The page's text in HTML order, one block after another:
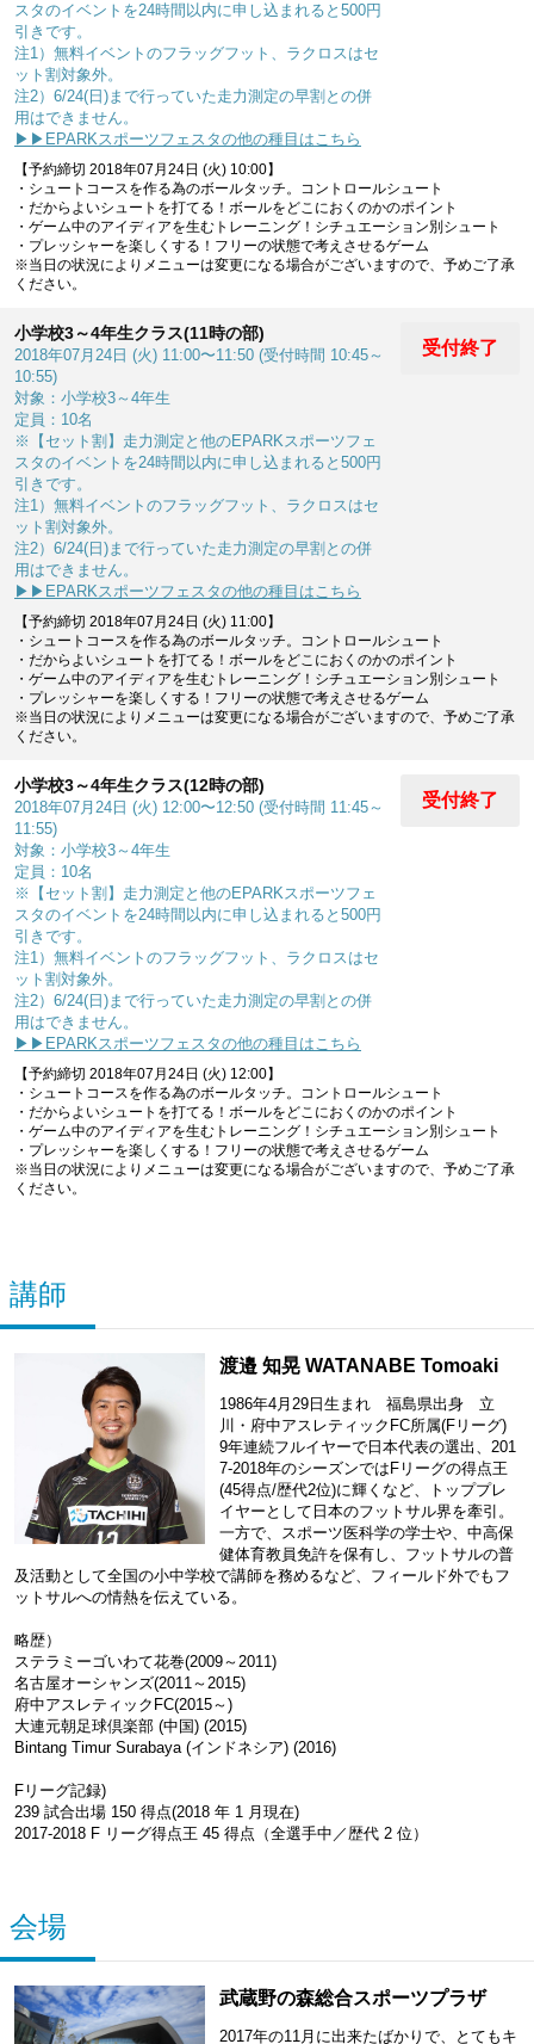
スタのイベントを24時間以内に申し込まれると500円
引きです。
注1）無料イベントのフラッグフット、ラクロスはセ
ット割対象外。
注2）6/24(日)まで行っていた走力測定の早割との併
用はできません。
▶▶EPARKスポーツフェスタの他の種目はこちら
【予約締切 2018年07月24日 (火) 10:00】
・シュートコースを作る為のボールタッチ。コントロールシュート
・だからよいシュートを打てる！ボールをどこにおくのかのポイント
・ゲーム中のアイディアを生むトレーニング！シチュエーション別シュート
・プレッシャーを楽しくする！フリーの状態で考えさせるゲーム
※当日の状況によりメニューは変更になる場合がございますので、予めご了承
ください。
小学校3～4年生クラス(11時の部)
2018年07月24日 (火) 11:00〜11:50 (受付時間 10:45～
10:55)
対象：小学校3～4年生
定員：10名
※【セット割】走力測定と他のEPARKスポーツフェ
スタのイベントを24時間以内に申し込まれると500円
引きです。
注1）無料イベントのフラッグフット、ラクロスはセ
ット割対象外。
注2）6/24(日)まで行っていた走力測定の早割との併
用はできません。
▶▶EPARKスポーツフェスタの他の種目はこちら
受付終了
【予約締切 2018年07月24日 (火) 11:00】
・シュートコースを作る為のボールタッチ。コントロールシュート
・だからよいシュートを打てる！ボールをどこにおくのかのポイント
・ゲーム中のアイディアを生むトレーニング！シチュエーション別シュート
・プレッシャーを楽しくする！フリーの状態で考えさせるゲーム
※当日の状況によりメニューは変更になる場合がございますので、予めご了承
ください。
小学校3～4年生クラス(12時の部)
2018年07月24日 (火) 12:00〜12:50 (受付時間 11:45～
11:55)
対象：小学校3～4年生
定員：10名
※【セット割】走力測定と他のEPARKスポーツフェ
スタのイベントを24時間以内に申し込まれると500円
引きです。
注1）無料イベントのフラッグフット、ラクロスはセ
ット割対象外。
注2）6/24(日)まで行っていた走力測定の早割との併
用はできません。
▶▶EPARKスポーツフェスタの他の種目はこちら
受付終了
【予約締切 2018年07月24日 (火) 12:00】
・シュートコースを作る為のボールタッチ。コントロールシュート
・だからよいシュートを打てる！ボールをどこにおくのかのポイント
・ゲーム中のアイディアを生むトレーニング！シチュエーション別シュート
・プレッシャーを楽しくする！フリーの状態で考えさせるゲーム
※当日の状況によりメニューは変更になる場合がございますので、予めご了承
ください。
講師
渡邉 知晃 WATANABE Tomoaki
1986年4月29日生まれ 福島県出身 立
川・府中アスレティックFC所属(Fリーグ)
9年連続フルイヤーで日本代表の選出、201
7-2018年のシーズンではFリーグの得点王
(45得点/歴代2位)に輝くなど、トッププレ
イヤーとして日本のフットサル界を牽引。
一方で、スポーツ医科学の学士や、中高保
健体育教員免許を保有し、フットサルの普
及活動として全国の小中学校で講師を務めるなど、フィールド外でもフ
ットサルへの情熱を伝えている。
略歴）
ステラミーゴいわて花巻(2009～2011)
名古屋オーシャンズ(2011～2015)
府中アスレティックFC(2015～)
大連元朝足球倶楽部 (中国) (2015)
Bintang Timur Surabaya (インドネシア) (2016)
Fリーグ記録)
239 試合出場 150 得点(2018 年 1 月現在)
2017-2018 F リーグ得点王 45 得点（全選手中／歴代 2 位）
会場
武蔵野の森総合スポーツプラザ
2017年の11月に出来たばかりで、とてもキ